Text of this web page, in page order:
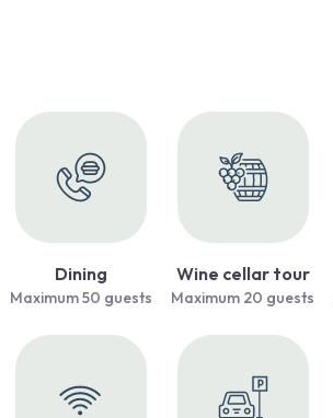
Dining
Maximum 50 guests
Wine cellar tour
Maximum 20 guests